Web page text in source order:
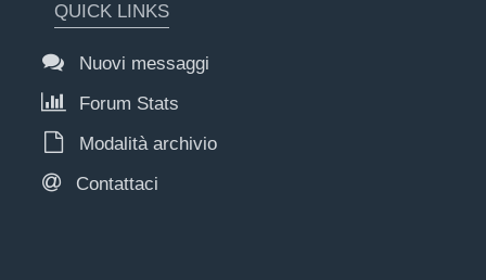
QUICK LINKS
Nuovi messaggi
Forum Stats
Modalità archivio
Contattaci